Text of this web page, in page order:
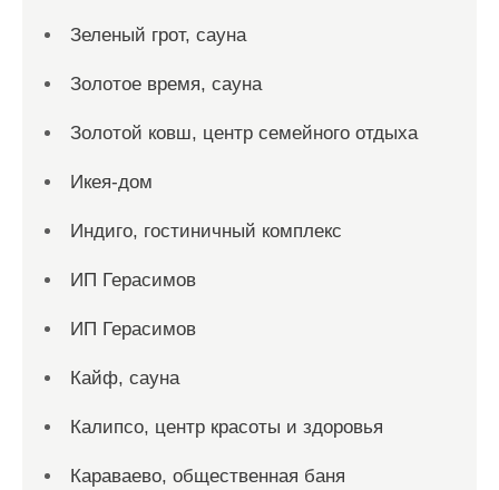
Зеленый грот, сауна
Золотое время, сауна
Золотой ковш, центр семейного отдыха
Икея-дом
Индиго, гостиничный комплекс
ИП Герасимов
ИП Герасимов
Кайф, сауна
Калипсо, центр красоты и здоровья
Караваево, общественная баня